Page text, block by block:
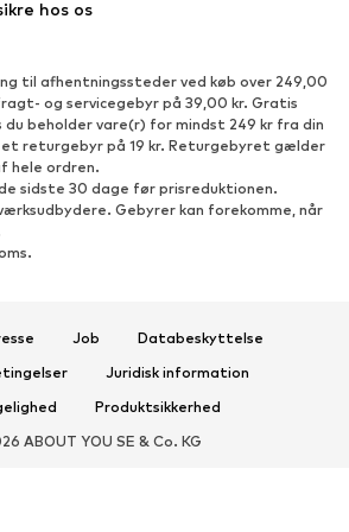
Trending
Ankelstøvler
Støvler
Lave sko
Sportstyper
Sportsrygsække & tasker
hos os
til afhentningssteder ved køb over 249,00
og servicegebyr på 39,00 kr. Gratis
beholder vare(r) for mindst 249 kr fra din
returgebyr på 19 kr. Returgebyret gælder
hele ordren.
sidste 30 dage før prisreduktionen.
Gebyrer kan forekomme, når
Job
Databeskyttelse
Juridisk information
Produktsikkerhed
ABOUT YOU SE & Co. KG